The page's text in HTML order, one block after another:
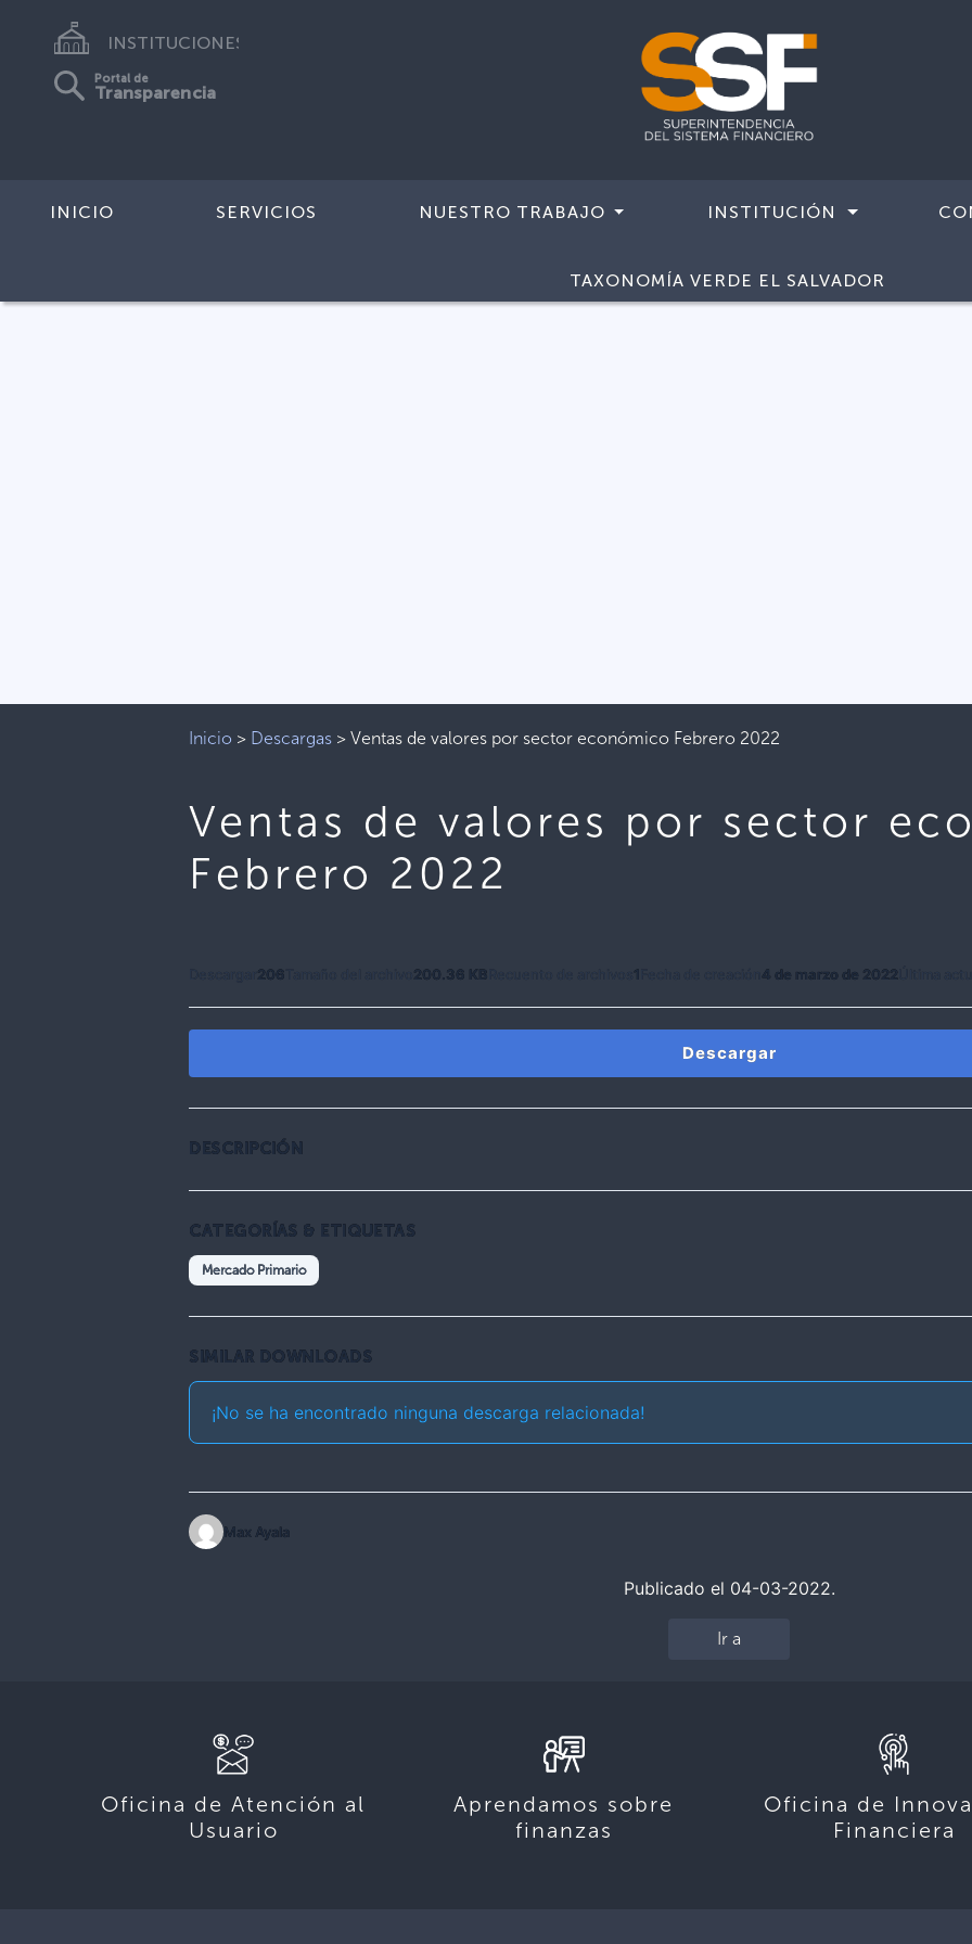
INSTITUCIONES
Portal de
Transparencia
INICIO SERVICIOS NUESTRO TRABAJO INSTITUCIÓN
TAXONOMÍA VERDE EL SALVADOR
Inicio > Descargas >Ventas de valores por sector económico Febrero 2022
Ventas de valores por sector
Febrero 2022
206 200.36 KB 1 4 de marzo de 2022
Descargar
DESCRIPCIÓN
CATEGORÍAS & ETIQUETAS
Mercado Primario
SIMILAR DOWNLOADS
¡No se ha encontrado ninguna descarga relacionada!
Max Ayala
Publicado el 04-03-2022.
Ir a
Oficina de Atención al
Usuario
Aprendamos sobre
finanzas
Oficina de
Financiera